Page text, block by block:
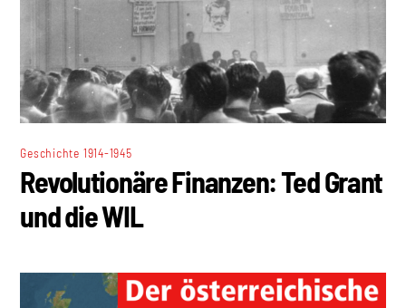
Geschichte 1914-1945
Revolutionäre Finanzen: Ted Grant
und die WIL